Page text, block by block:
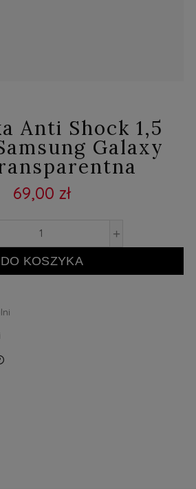
Anti Shock 1,5
Galaxy
69,00 zł
+
DO KOSZYKA